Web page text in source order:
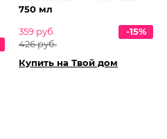
750 мл
359 руб.
426 руб.
-15%
Купить на Твой дом